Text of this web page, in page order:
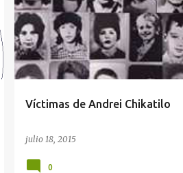
Víctimas de Andrei Chikatilo
julio 18, 2015
0